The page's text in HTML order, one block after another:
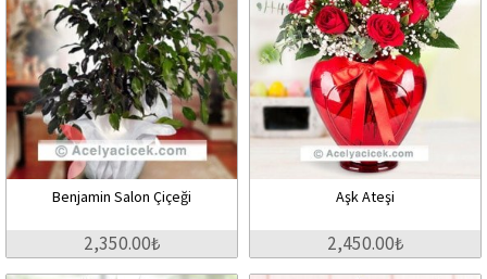
Benjamin Salon Çiçeği
2,350.00₺
Aşk Ateşi
2,450.00₺